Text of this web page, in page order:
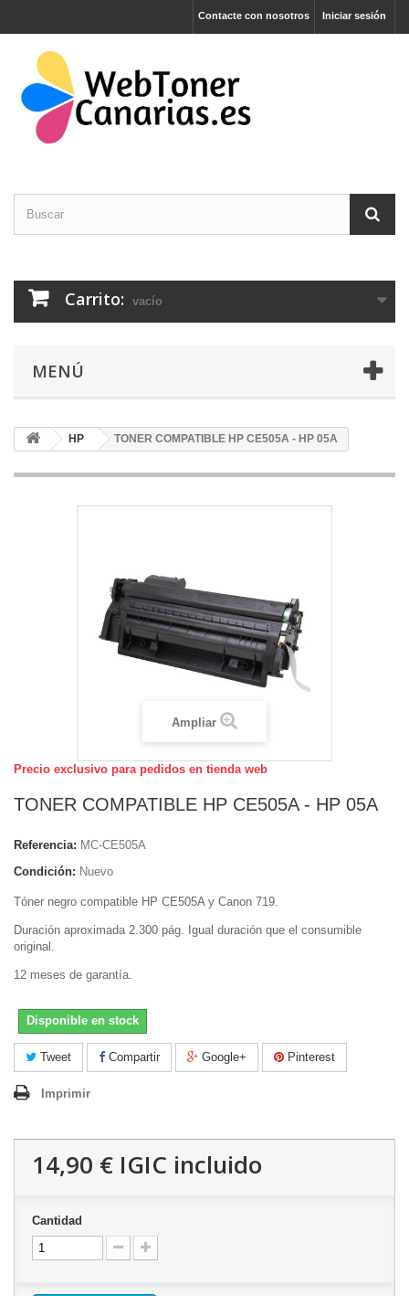
Iniciar sesión
Contacte con nosotros
Carrito: vacío
MENÚ
HP TONER COMPATIBLE HP CE505A - HP 05A
Ampliar
Precio exclusivo para pedidos en tienda web
TONER COMPATIBLE HP CE505A - HP 05A
Referencia: MC-CE505A
Condición: Nuevo
Tóner negro compatible HP CE505A y Canon 719.
Duración aproximada 2.300 pág. Igual duración que el consumible
original.
12 meses de garantía.
Disponible en stock
Tweet Compartir Google+ Pinterest
Imprimir
14,90 € IGIC incluido
Cantidad